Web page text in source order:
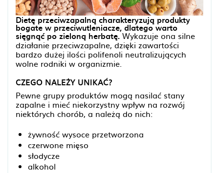
Dietę przeciwzapalną charakteryzują produkty
bogate w przeciwutleniacze, dlatego warto
sięgnąć po zieloną herbatę.Wykazuje ona silne
działanie przeciwzapalne, dzięki zawartości
bardzo dużej ilości polifenoli neutralizujących
wolne rodniki w organizmie.
CZEGO NALEŻY UNIKAĆ?
Pewne grupy produktów mogą nasilać stany
zapalne i mieć niekorzystny wpływ na rozwój
niektórych chorób, a należą do nich:
żywność wysoce przetworzona
czerwone mięso
słodycze
alkohol